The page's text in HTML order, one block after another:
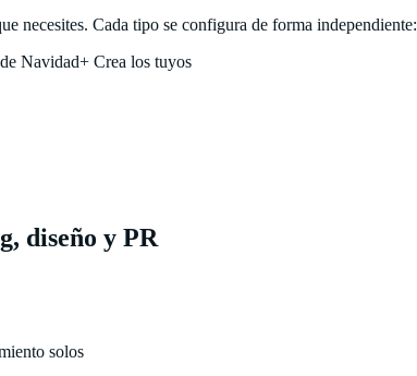
necesites. Cada tipo se configura de forma independiente:
Navidad+ Crea los tuyos
diseño y PR
solos